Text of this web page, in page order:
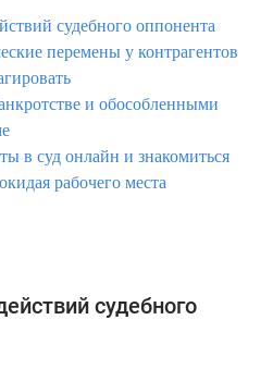
судебного оппонента
перемены у контрагентов
и обособленными
в суд онлайн и знакомиться
рабочего места
судебного